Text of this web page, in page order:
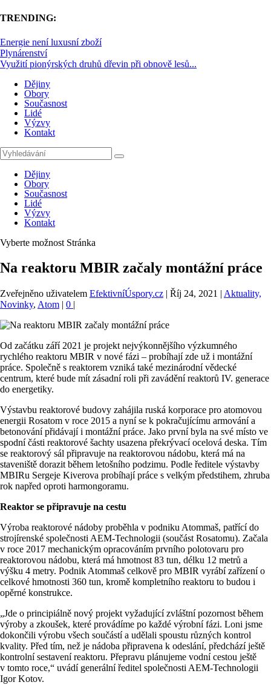
TRENDING:
Energie není luxusní zboží
Plynárenství
Využití pionýrských druhů dřevin při obnově lesů...
Dějiny
Obory
Současnost
Lidé
Výzvy
Kontakt
Dějiny
Obory
Současnost
Lidé
Výzvy
Kontakt
Vyberte možnost Stránka
Na reaktoru MBIR začaly montážní práce
Zveřejněno uživatelem EfektivníÚspory.cz | Říj 24, 2021 | Aktuality,
Novinky, Atom | 0 |
Od začátku září 2021 je projekt nejvýkonnějšího výzkumného
rychlého reaktoru MBIR v nové fázi – probíhají zde už i montážní
práce. Společně s reaktorem vzniká také mezinárodní vědecké
centrum, které bude mít zásadní roli při zavádění reaktorů IV. generace
do energetiky.
Výstavbu reaktorové budovy zahájila ruská korporace pro atomovou
energii Rosatom v roce 2015 a nyní se k pokračujícímu armování a
betonování přidávají i montážní práce. Jako první byla na své místo ve
spodní části reaktorové šachty usazena překrývací ocelová deska. Tím
se reaktorový sál připravuje na reaktorovou nádobu, která má na
staveniště dorazit během letošního podzimu. Podle ředitele výstavby
MBIRu Sergeje Kiverova probíhají práce s velkým předstihem, zhruba
rok napřed oproti harmongoramu.
Reaktor se připravuje na cestu
Výroba reaktorové nádoby proběhla v podniku Atommaš, patřící do
strojírenské společnosti AEM-Technologii (součást Rosatomu). Začala
v roce 2017 mechanickým opracováním prvního polotovaru pro
reaktorovou nádobu, která má hmotnost 83 tun, délku 12 metrů a
výšku 4 metry. Podnik Atommaš celkově pro MBIR vyrábí zařízení o
celkové hmotnosti 360 tun, kromě kompletního reaktoru to budou i
opěrné konstrukce.
„Jde o principiálně nový projekt vyžadující zvláštní pozornost během
výroby a zkoušek, které provádíme po každé výrobní fázi. Loni jsme
dokončili výrobu všech součástí a udělali spoustu různých kontrol
kvality. Před tím, než je nádoba připravena k odeslání, předchází ještě
kontrolní sestavení reaktoru. Přepravu plánujeme vodní cestou ještě
v tomto roce,“ uvádí generální ředitel společnosti AEM-Technologii
Igor Kotov.